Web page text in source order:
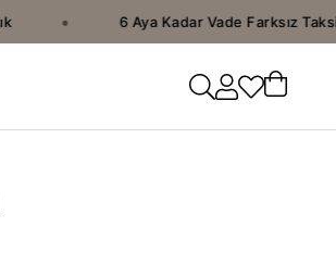
6 Aya Kadar Vade Farksız Taksit